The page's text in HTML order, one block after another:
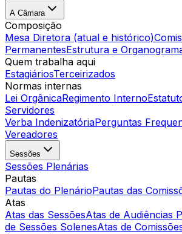
A Câmara
Composição
Mesa Diretora (atual e histórico)
PermanentesEstrutura e
Quem trabalha aqui
EstagiáriosTerceirizados
Normas internas
Lei OrgânicaRegimento Interno
Servidores
Verba IndenizatóriaPerguntas
Vereadores
Sessões
Sessões Plenárias
Pautas
Pautas do PlenárioPautas das
Atas
Atas das SessõesAtas de Audiências
de Sessões SolenesAtas de